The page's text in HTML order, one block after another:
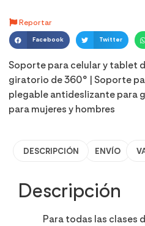
Reportar
Facebook Twitter
Soporte para celular y tablet
giratorio de 360° | Soporte
plegable antideslizante para
para mujeres y hombres
DESCRIPCIÓN ENVÍO
Descripción
Para todas las clases